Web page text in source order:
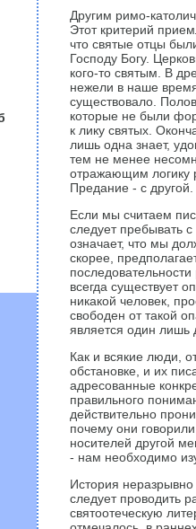
Другим римо-
Этот критерий
что святые отцы
Господу Богу.
кого-то святым. В
нежели в наше
существовало.
которые не были
к лику святых.
лишь одна знает,
тем не менее
отражающим логику
Предание - с другой.
Если мы считаем
следует пребывать
означает, что мы
скорее,
всегда существует
никакой человек,
свободен от такой
является один лишь
Как и всякие люди,
обстановке, и их
адресованные
правильного
действительно
почему они
носителей другой
- нам необходимо
История
следует проводить
святоотеческую